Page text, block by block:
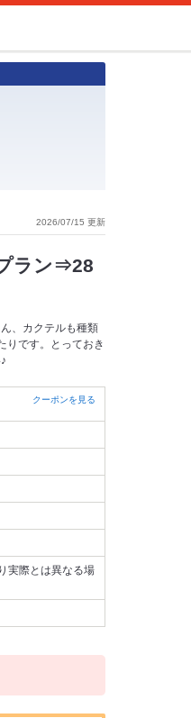
2026/07/15 更新
ラン⇒28
、カクテルも種類
りです。とっておき
クーポンを見る
実際とは異なる場